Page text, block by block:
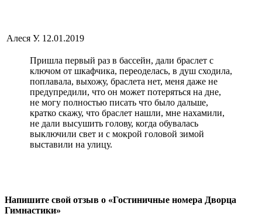
Алеся У. 12.01.2019
Пришла первый раз в бассейн, дали браслет с
ключом от шкафчика, переоделась, в душ сходила,
поплавала, выхожу, браслета нет, меня даже не
предупредили, что он может потеряться на дне,
не могу полностью писать что было дальше,
кратко скажу, что браслет нашли, мне нахамили,
не дали высушить голову, когда обувалась
выключили свет и с мокрой головой зимой
выставили на улицу.
Напишите свой отзыв о «Гостиничные номера Дворца
Гимнастики»